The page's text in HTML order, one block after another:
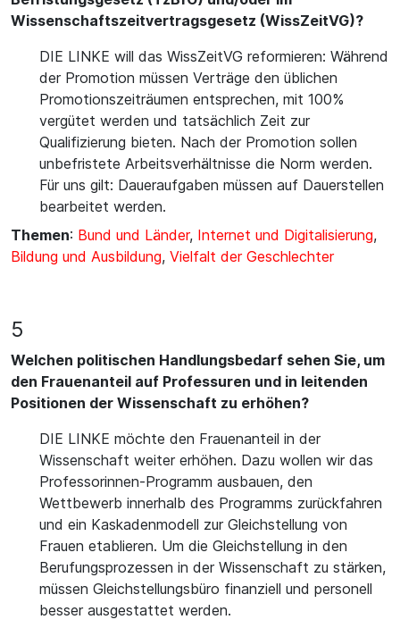
Wissenschaftszeitvertragsgesetz (WissZeitVG)?
DIE LINKE will das WissZeitVG reformieren: Während
der Promotion müssen Verträge den üblichen
Promotionszeiträumen entsprechen, mit 100%
vergütet werden und tatsächlich Zeit zur
Qualifizierung bieten. Nach der Promotion sollen
unbefristete Arbeitsverhältnisse die Norm werden.
Für uns gilt: Daueraufgaben müssen auf Dauerstellen
bearbeitet werden.
Themen: Bund und Länder, Internet und Digitalisierung,
Bildung und Ausbildung, Vielfalt der Geschlechter
5
Welchen politischen Handlungsbedarf sehen Sie, um
den Frauenanteil auf Professuren und in leitenden
Positionen der Wissenschaft zu erhöhen?
DIE LINKE möchte den Frauenanteil in der
Wissenschaft weiter erhöhen. Dazu wollen wir das
Professorinnen-Programm ausbauen, den
Wettbewerb innerhalb des Programms zurückfahren
und ein Kaskadenmodell zur Gleichstellung von
Frauen etablieren. Um die Gleichstellung in den
Berufungsprozessen in der Wissenschaft zu stärken,
müssen Gleichstellungsbüro finanziell und personell
besser ausgestattet werden.